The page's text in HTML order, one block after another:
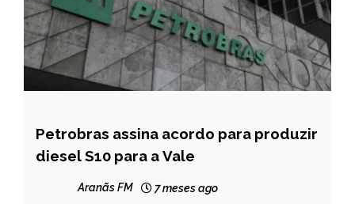
BRASIL
MINAS
Petrobras assina acordo para produzir
diesel S10 para a Vale
Aranãs FM 7 meses ago